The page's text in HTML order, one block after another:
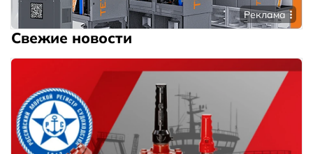
Реклама
Свежие новости